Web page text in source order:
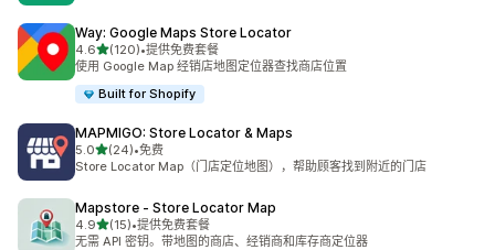
Way: Google Maps Store Locator
4.6星（满分 5 星）
(120)
总共 120 条评论
•提供免费套餐
使用 Google Map 经销店地图定位器查找商店位置
Built for Shopify
MAPMIGO: Store Locator & Maps
5.0星（满分 5 星）
(24)
总共 24 条评论
•免费
Store Locator Map（门店定位地图），帮助顾客找到附近的门店
Mapstore ‑ Store Locator Map
4.9星（满分 5 星）
(15)
总共 15 条评论
•提供免费套餐
无需 API 密钥。带地图的商店、经销商和库存商定位器